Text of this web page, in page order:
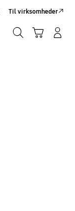
Til virksomheder